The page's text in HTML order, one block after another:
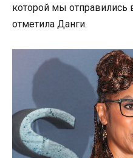
которой мы отправились
отметила Данги.